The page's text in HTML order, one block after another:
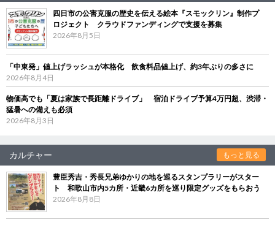
四日市の公害克服の歴史を伝える絵本『スモックリン』制作プ
ロジェクト クラウドファンディングで支援を募集
2026年8月5日
「中東発」値上げラッシュが本格化 飲食料品値上げ、約3年ぶりの多さに
2026年8月4日
物価高でも「夏は家族で長距離ドライブ」 宿泊ドライブ予算4万円超、渋滞・
猛暑への備えも必須
2026年8月3日
カルチャー もっと見る
豊臣秀吉・秀長兄弟ゆかりの地を巡るスタンプラリーがスター
ト 和歌山市内5カ所・近畿6カ所を巡り限定グッズをもらおう
2026年8月8日